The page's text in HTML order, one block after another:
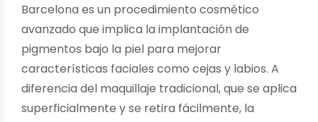
Barcelona es un procedimiento cosmético
avanzado que implica la implantación de
pigmentos bajo la piel para mejorar
características faciales como cejas y labios. A
diferencia del maquillaje tradicional, que se aplica
superficialmente y se retira fácilmente, la